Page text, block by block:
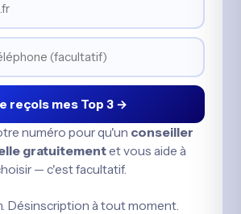
reçois mes Top 3 →
numéro pour qu'un conseiller
gratuitementet vous aide à
— c'est facultatif.
Désinscription à tout moment.